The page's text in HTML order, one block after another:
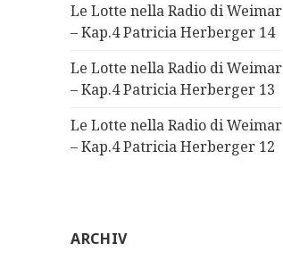
Le Lotte nella Radio di Weimar
– Kap.4 Patricia Herberger 14
Le Lotte nella Radio di Weimar
– Kap.4 Patricia Herberger 13
Le Lotte nella Radio di Weimar
– Kap.4 Patricia Herberger 12
ARCHIV